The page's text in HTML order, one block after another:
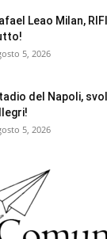
Leao Milan,
5, 2026
del Napoli,
5, 2026